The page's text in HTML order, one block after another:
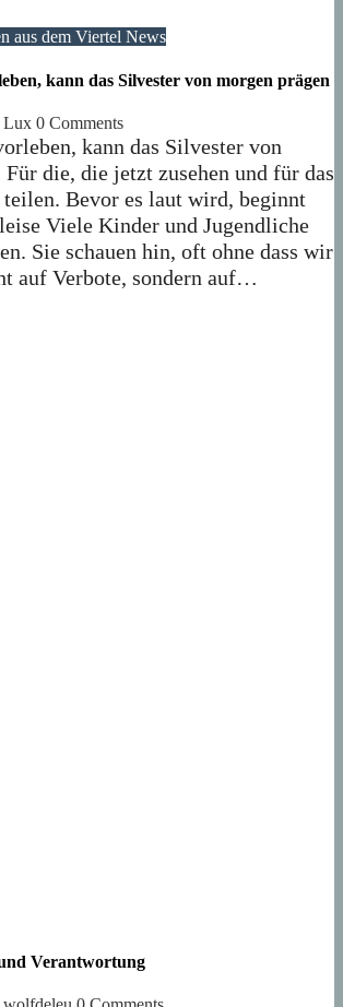
aus dem Viertel News
kann das Silvester von morgen prägen
Lux 0 Comments
kann das Silvester von
Für die, die jetzt zusehen und für das
Bevor es laut wird, beginnt
Viele Kinder und Jugendliche
Sie schauen hin, oft ohne dass wir
auf Verbote, sondern auf…
Verantwortung